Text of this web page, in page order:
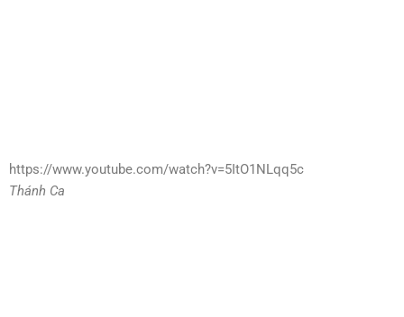
https://www.youtube.com/watch?v=5ItO1NLqq5c
Thánh Ca